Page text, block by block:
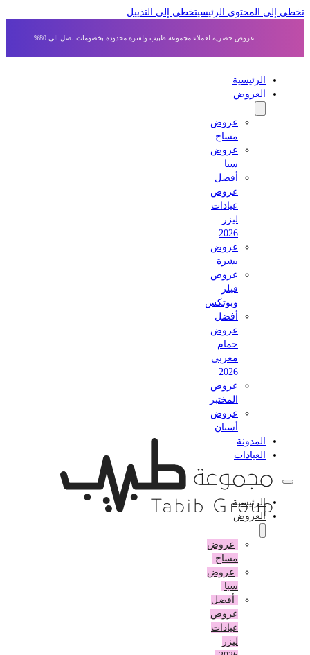
إلى المحتوى الرئيسي تخطي إلى التذييل
عروض حصرية لعملاء مجموعة طبيب ولفترة محدودة بخصومات تصل الى 80%
الرئيسية
العروض
عروض
مساج
عروض
أفضل
عروض
عيادات
عروض
بشرة
عروض
وبوتكس
أفضل
عروض
حمام
مغربي
عروض
المختبر
عروض
أسنان
المدونة
العيادات
الرئيسية
العروض
عروض
مساج
عروض
أفضل
عروض
عيادات